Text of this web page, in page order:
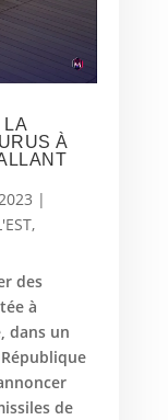
LA
À
|
,
des
à
dans un
de